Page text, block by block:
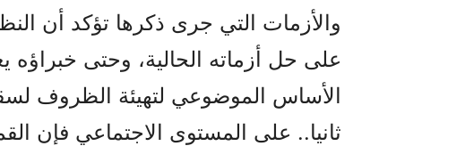
والأزمات التي جرى ذكرها تؤكد أن
على حل أزماته الحالية، وحتى خبراؤه
الأساس الموضوعي لتهيئة الظروف
ثانيا.. على المستوى الاجتماعي فإن